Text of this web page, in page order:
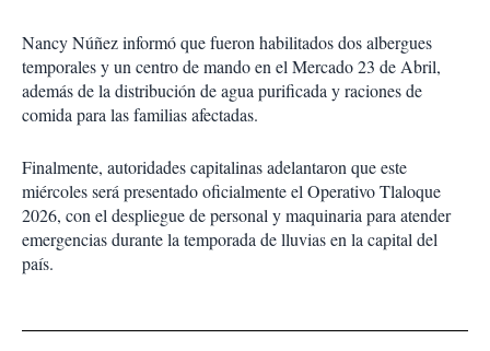
Nancy Núñez informó que fueron habilitados dos albergues
temporales y un centro de mando en el Mercado 23 de Abril,
además de la distribución de agua purificada y raciones de
comida para las familias afectadas.
Finalmente, autoridades capitalinas adelantaron que este
miércoles será presentado oficialmente el Operativo Tlaloque
2026, con el despliegue de personal y maquinaria para atender
emergencias durante la temporada de lluvias en la capital del
país.